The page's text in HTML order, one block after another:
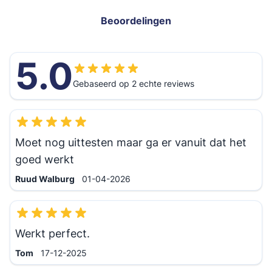
Beoordelingen
5.0Gebaseerd op 2 echte reviews
Moet nog uittesten maar ga er vanuit dat het
goed werkt
Ruud Walburg 1 april 2026
01-04-2026
Werkt perfect.
Tom 17 december 2025
17-12-2025